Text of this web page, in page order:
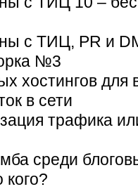
с ТИЦ, PR и
№3
хостингов для
в сети
трафика
среди